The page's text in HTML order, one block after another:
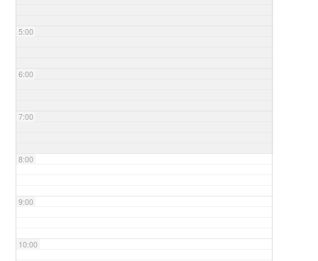
5:00
6:00
7:00
8:00
9:00
10:00